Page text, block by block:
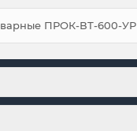
ПРОК-ВТ-600-УР